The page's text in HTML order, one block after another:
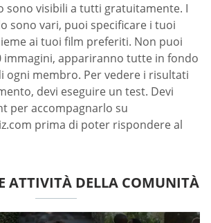
sono visibili a tutti gratuitamente. I
sono vari, puoi specificare i tuoi
ai tuoi film preferiti. Non puoi
immagini, appariranno tutte in fondo
ogni membro. Per vedere i risultati
devi eseguire un test. Devi
per accompagnarlo su
prima di poter rispondere al
ATTIVITÀ DELLA COMUNITÀ